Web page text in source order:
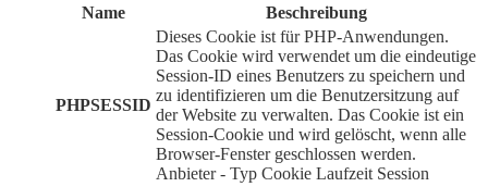
Name
Beschreibung
PHPSESSID
Dieses Cookie ist für PHP-Anwendungen.
Das Cookie wird verwendet um die eindeutige
Session-ID eines Benutzers zu speichern und
zu identifizieren um die Benutzersitzung auf
der Website zu verwalten. Das Cookie ist ein
Session-Cookie und wird gelöscht, wenn alle
Browser-Fenster geschlossen werden.
Anbieter - Typ Cookie Laufzeit Session